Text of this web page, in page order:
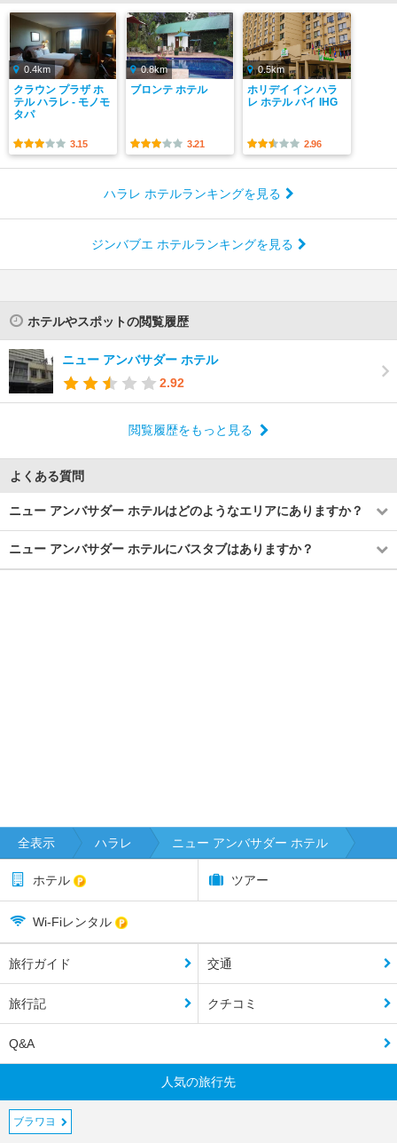
0.4km
クラウン プラザ ホ
テル ハラレ - モノモ
タパ
3.15
0.8km
ブロンテ ホテル
3.21
0.5km
ホリデイ イン ハラ
レ ホテル バイ IHG
2.96
ハラレ ホテルランキングを見る
ジンバブエ ホテルランキングを見る
ホテルやスポットの閲覧履歴
ニュー アンバサダー ホテル
2.92
閲覧履歴をもっと見る
よくある質問
ニュー アンバサダー ホテルはどのようなエリアにありますか？
ニュー アンバサダー ホテルにバスタブはありますか？
全表示 ハラレ ニュー アンバサダー ホテル
ホテル ツアー
Wi-Fiレンタル
旅行ガイド 交通
旅行記 クチコミ
Q&A
人気の旅行先
ブラワヨ